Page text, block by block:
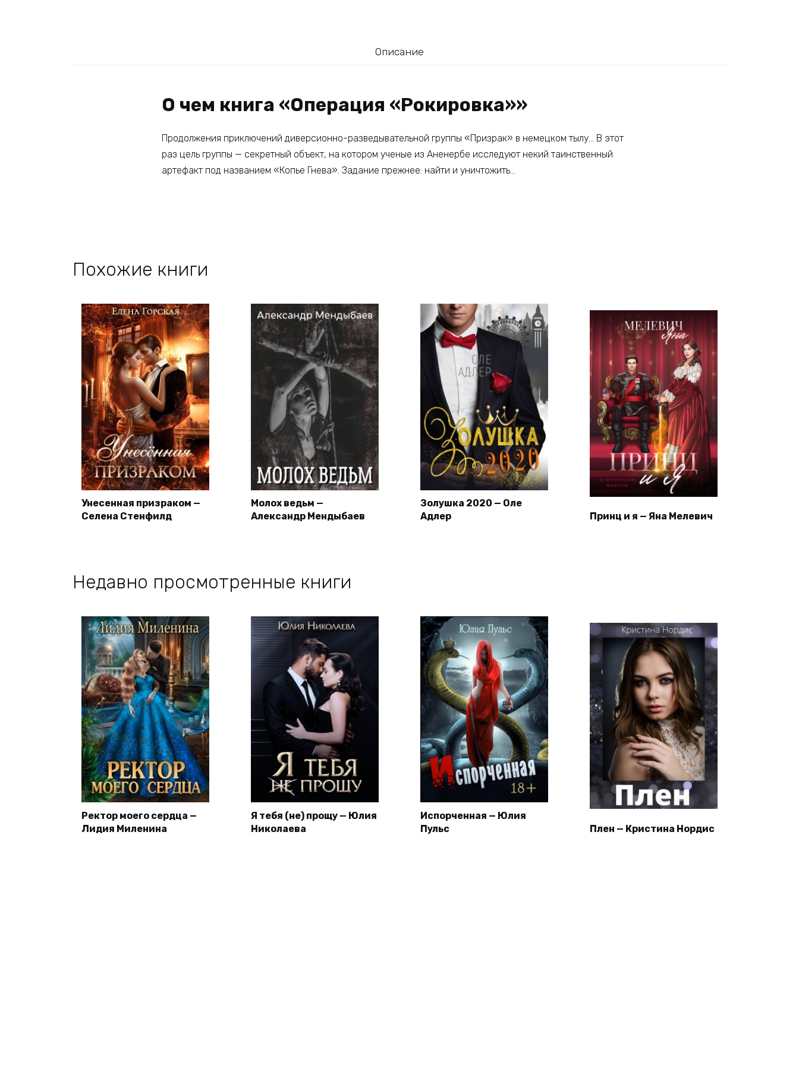
Описание
О чем книга «Операция «Рокировка»»
Продолжения приключений диверсионно-разведывательной группы «Призрак» в немецком тылу… В этот
раз цель группы — секретный объект, на котором ученые из Аненербе исследуют некий таинственный
артефакт под названием «Копье Гнева». Задание прежнее: найти и уничтожить…
Похожие книги
Унесенная призраком —
Селена Стенфилд
Молох ведьм —
Александр Мендыбаев
Золушка 2020 — Оле
Адлер
Принц и я — Яна Мелевич
Недавно просмотренные книги
Ректор моего сердца —
Лидия Миленина
Я тебя (не) прощу — Юлия
Николаева
Испорченная — Юлия
Пульс
Плен — Кристина Нордис